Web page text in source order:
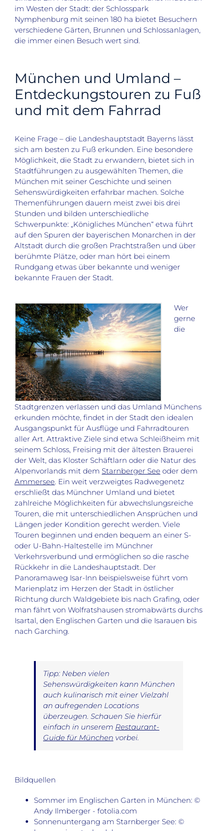
im Westen der Stadt: der Schlosspark
Nymphenburg mit seinen 180 ha bietet Besuchern
verschiedene Gärten, Brunnen und Schlossanlagen,
die immer einen Besuch wert sind.
München und Umland –
Entdeckungstouren zu Fuß
und mit dem Fahrrad
Keine Frage – die Landeshauptstadt Bayerns lässt
sich am besten zu Fuß erkunden. Eine besondere
Möglichkeit, die Stadt zu erwandern, bietet sich in
Stadtführungen zu ausgewählten Themen, die
München mit seiner Geschichte und seinen
Sehenswürdigkeiten erfahrbar machen. Solche
Themenführungen dauern meist zwei bis drei
Stunden und bilden unterschiedliche
Schwerpunkte: „Königliches München“ etwa führt
auf den Spuren der bayerischen Monarchen in der
Altstadt durch die großen Prachtstraßen und über
berühmte Plätze, oder man hört bei einem
Rundgang etwas über bekannte und weniger
bekannte Frauen der Stadt.
Wer
gerne
die
Stadtgrenzen verlassen und das Umland Münchens
erkunden möchte, findet in der Stadt den idealen
Ausgangspunkt für Ausflüge und Fahrradtouren
aller Art. Attraktive Ziele sind etwa Schleißheim mit
seinem Schloss, Freising mit der ältesten Brauerei
der Welt, das Kloster Schäftlarn oder die Natur des
Alpenvorlands mit dem Starnberger See oder dem
Ammersee. Ein weit verzweigtes Radwegenetz
erschließt das Münchner Umland und bietet
zahlreiche Möglichkeiten für abwechslungsreiche
Touren, die mit unterschiedlichen Ansprüchen und
Längen jeder Kondition gerecht werden. Viele
Touren beginnen und enden bequem an einer S-
oder U-Bahn-Haltestelle im Münchner
Verkehrsverbund und ermöglichen so die rasche
Rückkehr in die Landeshauptstadt. Der
Panoramaweg Isar-Inn beispielsweise führt vom
Marienplatz im Herzen der Stadt in östlicher
Richtung durch Waldgebiete bis nach Grafing, oder
man fährt von Wolfratshausen stromabwärts durchs
Isartal, den Englischen Garten und die Isarauen bis
nach Garching.
Tipp: Neben vielen
Sehenswürdigkeiten kann München
auch kulinarisch mit einer Vielzahl
an aufregenden Locations
überzeugen. Schauen Sie hierfür
einfach in unserem Restaurant-
Guide für München vorbei.
Bildquellen
Sommer im Englischen Garten in München: ©
Andy Ilmberger - fotolia.com
Sonnenuntergang am Starnberger See: ©